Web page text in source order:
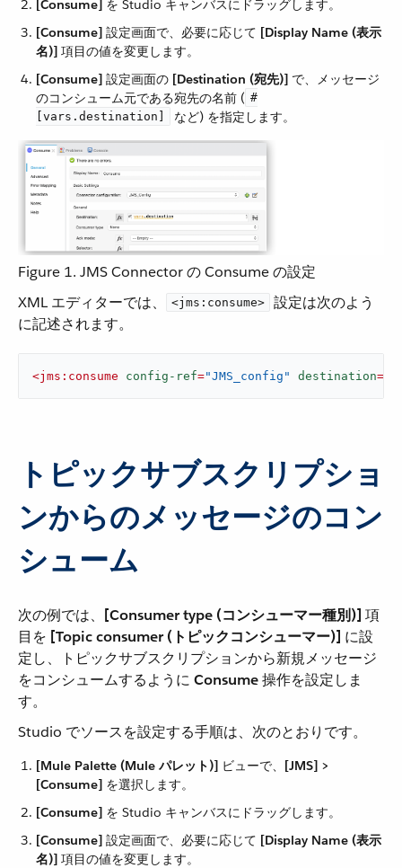
[Consume] ​ を Studio キャンバスにドラッグします。
[Consume] ​ 設定画面で、必要に応じて ​ [Display Name (表示
名)] ​ 項目の値を変更します。
[Consume] ​ 設定画面の ​ [Destination (宛先)] ​ で、メッセージ
のコンシューム元である宛先の名前 (​ #
[vars.destination]
​ など) を指定します。
Figure 1. JMS Connector の Consume の設定
XML エディターでは、​
<jms:consume>
​ 設定は次のよう
に記述されます。
<jms:consume config-ref="JMS_config" destination=
トピックサブスクリプショ
ンからのメッセージのコン
シューム
次の例では、​ [Consumer type (コンシューマー種別)] ​ 項
目を ​ [Topic consumer (トピックコンシューマー)] ​ に設
定し、トピックサブスクリプションから新規メッセージ
をコンシュームするように ​ Consume​ 操作を設定しま
す。
Studio でソースを設定する手順は、次のとおりです。
[Mule Palette (Mule パレット)] ​ ビューで、​ [JMS] >
[Consume] ​ を選択します。
[Consume] ​ を Studio キャンバスにドラッグします。
[Consume] ​ 設定画面で、必要に応じて ​ [Display Name (表示
名)] ​ 項目の値を変更します。